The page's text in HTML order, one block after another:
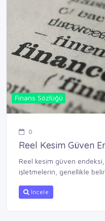
Finans Sözlüğü
0
Reel Kesim Güven
Reel kesim güven
işletmelerin, genellikle
İncele